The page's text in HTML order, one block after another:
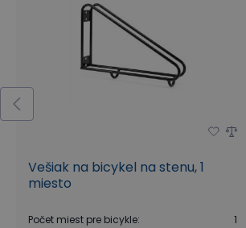
Vešiak na bicykel na stenu, 1
miesto
Počet miest pre bicykle:
1